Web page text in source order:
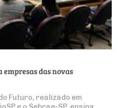
das novas
Futuro, realizado em